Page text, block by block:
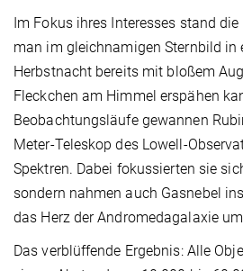
Im Fokus ihres Interesses stand
man im gleichnamigen Sternbild in
Herbstnacht bereits mit bloßem
Fleckchen am Himmel erspähen
Beobachtungsläufe gewannen
Meter-Teleskop des Lowell-
Spektren. Dabei fokussierten sie
sondern nahmen auch Gasnebel
das Herz der Andromedagalaxie
Das verblüffende Ergebnis: Alle